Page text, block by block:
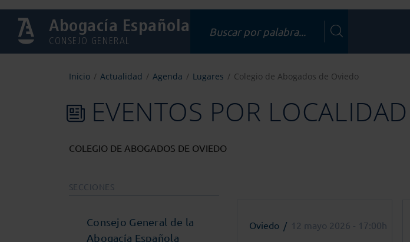
Abogacía Española
CONSEJO GENERAL
Inicio Actualidad Agenda Lugares Colegio de Abogados de Oviedo
EVENTOS POR LOCALIDAD
COLEGIO DE ABOGADOS DE OVIEDO
SECCIONES
Consejo General de la
Abogacía Española
Oviedo 12 mayo 2026 - 17:00h